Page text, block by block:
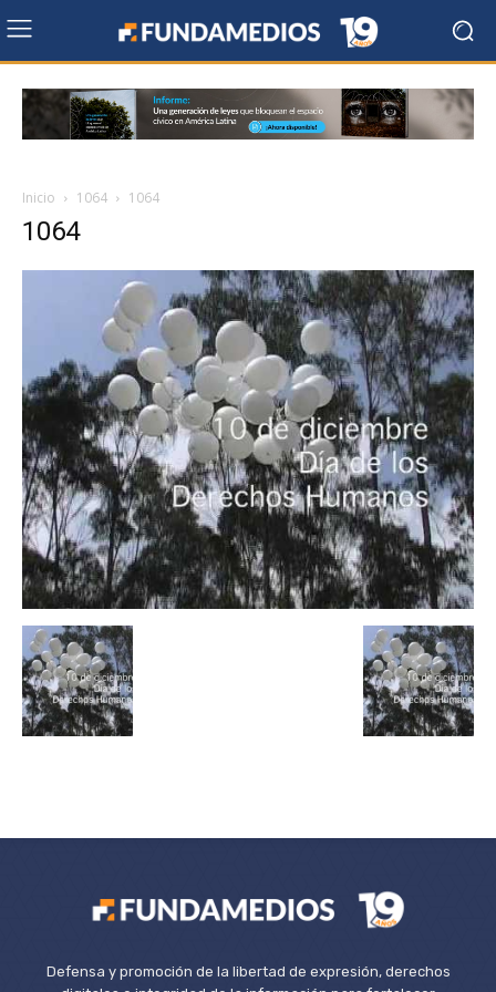
Inicio 1064 1064
1064
Defensa y promoción de la libertad de expresión, derechos